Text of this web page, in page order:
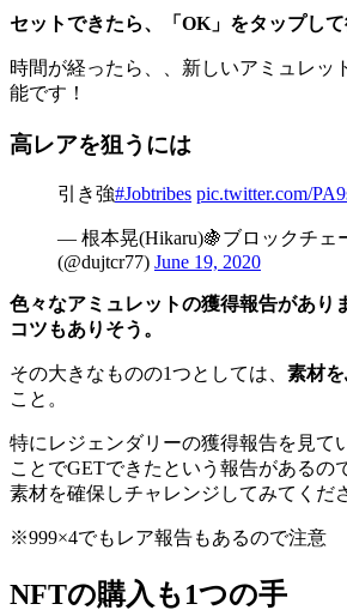
セットできたら、「OK」をタップして
時間が経ったら、、新しいアミュレッ
能です！
高レアを狙うには
引き強#Jobtribes pic.twitter.com/
— 根本晃(Hikaru)🍇ブロックチェ
(@dujtcr77) June 19, 2020
色々なアミュレットの獲得報告があり
コツもありそう。
その大きなものの1つとしては、 素材
こと。
特にレジェンダリーの獲得報告を見て
ことでGETできたという報告があるの
素材を確保しチャレンジしてみてくだ
※999×4でもレア報告もあるので注意
NFTの購入も1つの手